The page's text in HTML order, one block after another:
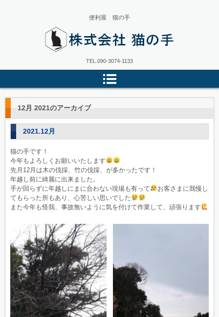
株式会社猫の手
便利屋 猫の手
TEL. 090-3074-1133
12月 2021のアーカイブ
2021.12月
猫の手です！
今年もよろしくお願いいたします
先月12月は木の伐採、竹の伐採、が多かったです！
年越し前に綺麗に出来ました。
手が回らずに年越しにまに合わない現場も有って
お客さまに我慢し
てもらった所もあり、心苦しい思いでした
また今年も怪我、事故無いように気を付けて作業して、頑張ります